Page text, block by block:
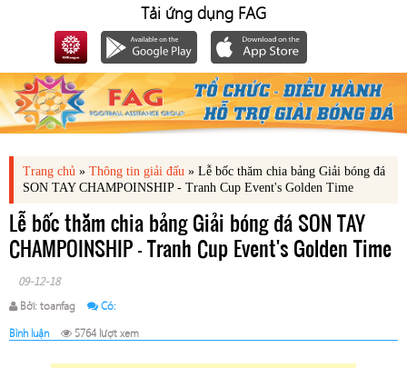
Tải ứng dụng FAG
Trang chủ » Thông tin giải đấu » Lễ bốc thăm chia bảng Giải bóng đá
SON TAY CHAMPOINSHIP - Tranh Cup Event's Golden Time
Lễ bốc thăm chia bảng Giải bóng đá SON TAY
CHAMPOINSHIP - Tranh Cup Event's Golden Time
09-12-18
Bởi: toanfag
Có:
Bình luận
5764 lượt xem